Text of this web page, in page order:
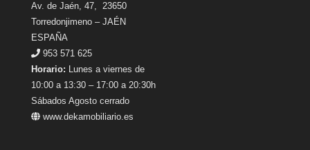
Av. de Jaén, 47, 23650
Torredonjimeno – JAÉN
ESPAÑA
953 571 625
Horario: Lunes a viernes de
10:00 a 13:30 – 17:00 a 20:30h
Sábados Agosto cerrado
www.dekamobiliario.es